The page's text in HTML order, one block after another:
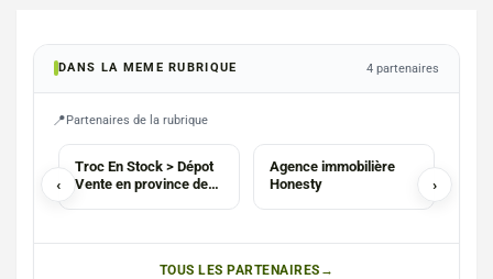
DANS LA MEME RUBRIQUE 4 partenaires
Partenaires de la rubrique
‹ ›
AGENCE
Troc En Stock > Dépot
Vente en province de
Agence immobilière
Honesty
TOUS LES PARTENAIRES